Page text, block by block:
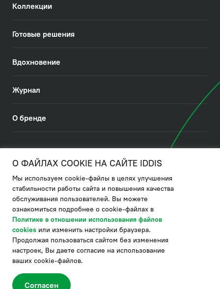
Коллекции
Готовые решения
Вдохновение
Журнал
О бренде
Политика в отношении использования файлов cookies
Политика обработки ПДн
Политика в области управления цепочкой поставки
по системе "НСЛС"
Производитель оставляет за собой право в любой момент
вносить изменения в комплектацию, дизайн и характеристики
товара, не ухудшающие его качество.
О ФАЙЛАХ COOKIE НА САЙТЕ IDDIS
Мы используем cookie-файлы в целях улучшения
стабильности работы сайта и повышения качества
обслуживания пользователей. Вы можете
ознакомиться подробнее о cookie-файлах в
Политике в отношении использования файлов
cookies или изменить настройки браузера.
Продолжая пользоваться сайтом без изменения
настроек, Вы даете согласие на использование
ваших cookie-файлов.
Согласен